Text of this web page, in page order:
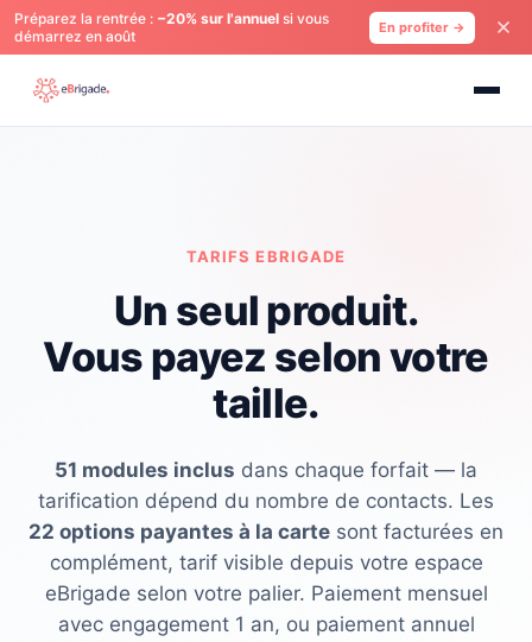
Préparez la rentrée : −20% sur l'annuel si vous
démarrez en août
En profiter →
TARIFS EBRIGADE
Un seul produit.
Vous payez selon votre
taille.
51 modules inclus dans chaque forfait — la
tarification dépend du nombre de contacts. Les
22 options payantes à la carte sont facturées en
complément, tarif visible depuis votre espace
eBrigade selon votre palier. Paiement mensuel
avec engagement 1 an, ou paiement annuel